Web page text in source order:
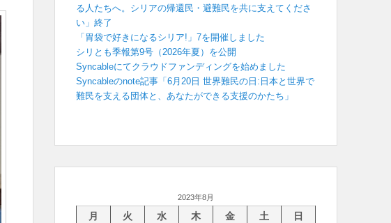
る人たちへ。シリアの帰還民・避難民を共に支えてくださ
い」終了
「胃袋で好きになるシリア!」7を開催しました
シリとも季報第9号（2026年夏）を公開
Syncableにてクラウドファンディングを始めました
Syncableのnote記事「6月20日 世界難民の日:日本と世界で
難民を支える団体と、あなたができる支援のかたち」
2023年8月
月 火 水 木 金 土
日